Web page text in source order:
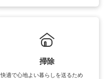
掃除
快適で心地よい暮らしを送るため